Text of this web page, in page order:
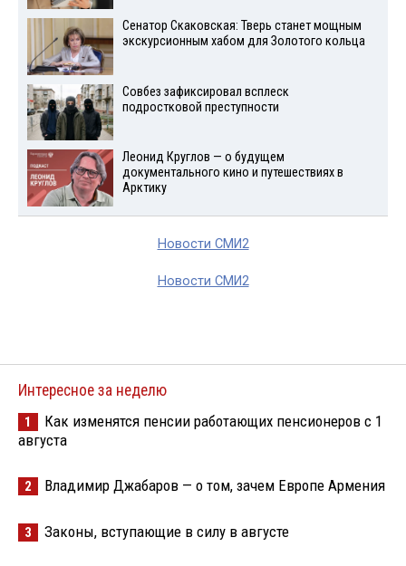
Сенатор Скаковская: Тверь станет мощным
экскурсионным хабом для Золотого кольца
Совбез зафиксировал всплеск
подростковой преступности
Леонид Круглов — о будущем
документального кино и путешествиях в
Арктику
Новости СМИ2
Новости СМИ2
Интересное за неделю
1
Как изменятся пенсии работающих пенсионеров с 1
августа
2 Владимир Джабаров — о том, зачем Европе Армения
3 Законы, вступающие в силу в августе